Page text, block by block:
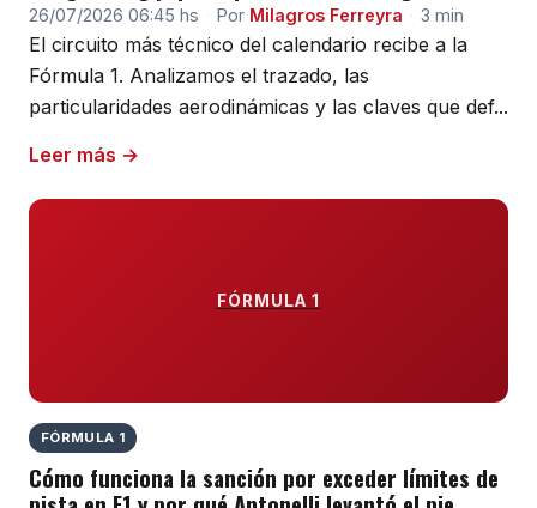
26/07/2026 06:45 hs · Por Milagros Ferreyra · 3 min
El circuito más técnico del calendario recibe a la
Fórmula 1. Analizamos el trazado, las
particularidades aerodinámicas y las claves que def...
Leer más →
FÓRMULA 1
FÓRMULA 1
Cómo funciona la sanción por exceder límites de